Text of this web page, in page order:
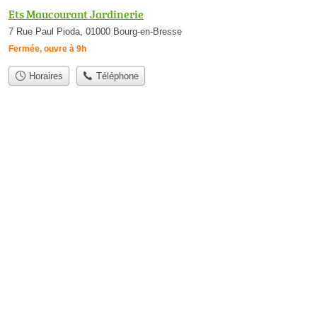
Ets Maucourant Jardinerie
7 Rue Paul Pioda, 01000 Bourg-en-Bresse
Fermée, ouvre à 9h
Horaires Téléphone